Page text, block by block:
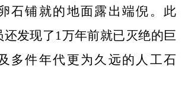
石铺就的地面露出端倪。此
发现了1万年前就已灭绝的巨
多件年代更为久远的人工石